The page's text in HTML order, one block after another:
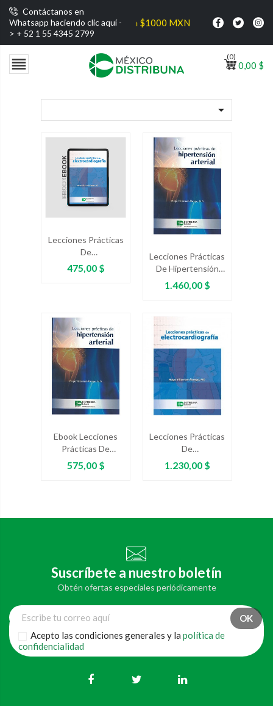
Contáctanos en
Whatsapp haciendo clic aquí -
> + 52 1 55 4345 2799
gratis por compras superiores a $1000 MXN
 0,00 $
(0)

Lecciones Prácticas
De
Electrocardiografía
Precio
475,00 $
Lecciones Prácticas
De Hipertensión
Arterial
Precio
1.460,00 $
Ebook Lecciones
Prácticas De
Hipertensión
Arterial
Precio
575,00 $
Lecciones Prácticas
De
Electrocardiografía
Precio
1.230,00 $
Suscríbete a nuestro boletín
Obtén ofertas especiales periódicamente
Acepto las condiciones generales y lapolítica de
confidencialidad